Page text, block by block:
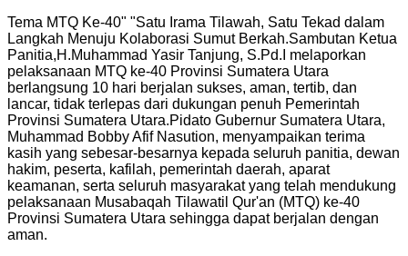
Tema MTQ Ke-40" "Satu Irama Tilawah, Satu Tekad dalam
Langkah Menuju Kolaborasi Sumut Berkah.Sambutan Ketua
Panitia,H.Muhammad Yasir Tanjung, S.Pd.I melaporkan
pelaksanaan MTQ ke-40 Provinsi Sumatera Utara
berlangsung 10 hari berjalan sukses, aman, tertib, dan
lancar, tidak terlepas dari dukungan penuh Pemerintah
Provinsi Sumatera Utara.Pidato Gubernur Sumatera Utara,
Muhammad Bobby Afif Nasution, menyampaikan terima
kasih yang sebesar-besarnya kepada seluruh panitia, dewan
hakim, peserta, kafilah, pemerintah daerah, aparat
keamanan, serta seluruh masyarakat yang telah mendukung
pelaksanaan Musabaqah Tilawatil Qur'an (MTQ) ke-40
Provinsi Sumatera Utara sehingga dapat berjalan dengan
aman.